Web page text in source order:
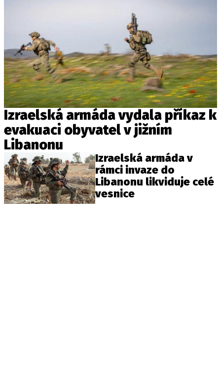
Izraelská armáda vydala příkaz k
evakuaci obyvatel v jižním
Libanonu
Izraelská armáda v
rámci invaze do
Libanonu likviduje celé
vesnice